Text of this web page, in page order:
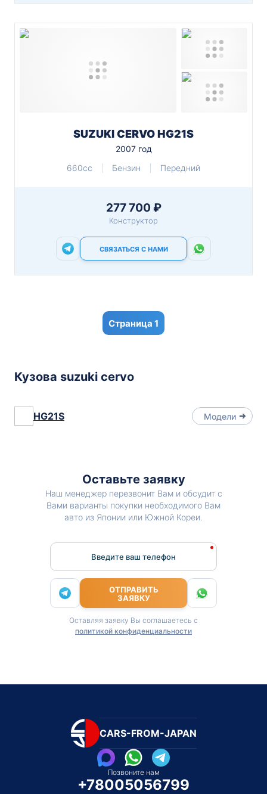
SUZUKI CERVO HG21S
2007 год
660cc
Бензин Передний
277 700 ₽
Конструктор
СВЯЗАТЬСЯ С НАМИ
1
Кузова suzuki cervo
HG21S Модели
Оставьте заявку
Наш менеджер перезвонит Вам и обсудит с
Вами варианты покупки необходимого Вам
авто из Японии или Южной Кореи.
Введите ваш телефон
ОТПРАВИТЬ
ЗАЯВКУ
Оставляя заявку Вы соглашаетесь с
политикой конфиденциальности
CARS-FROM-JAPAN
Позвоните нам
+78005056799